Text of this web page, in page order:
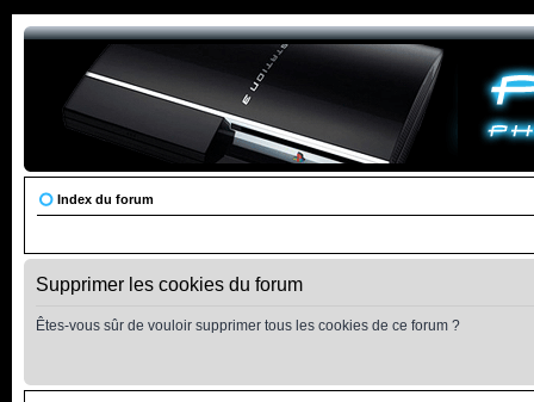
Index du forum
Supprimer les cookies du forum
Êtes-vous sûr de vouloir supprimer tous les cookies de ce forum ?